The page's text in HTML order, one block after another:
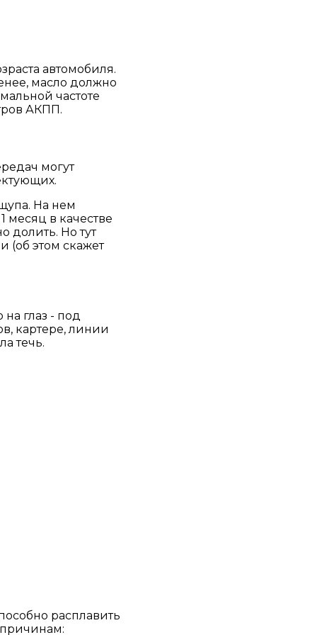
автомобиля.
масло должно
частоте
АКПП.
могут
На нем
месяц в качестве
долить. Но тут
(об этом скажет
глаз - под
картере, линии
течь.
расплавить